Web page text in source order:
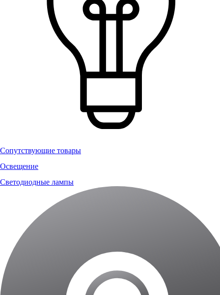
Сопутствующие товары
Освещение
Светодиодные лампы